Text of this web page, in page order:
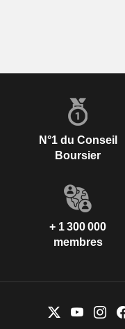
N°1 du Conseil
Boursier
+ 1 300 000
membres